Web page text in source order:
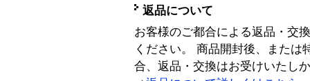
返品について
お客様のご都合による返品・交
ください。 商品開封後、または
合、返品・交換はお受けいたし